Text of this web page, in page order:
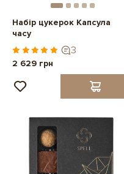
Набір цукерок Капсула
часу
3
2 629 грн